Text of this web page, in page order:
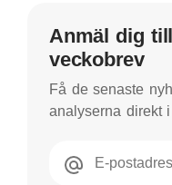
Anmäl dig
veckobrev
Få de senaste
analyserna direkt
E-